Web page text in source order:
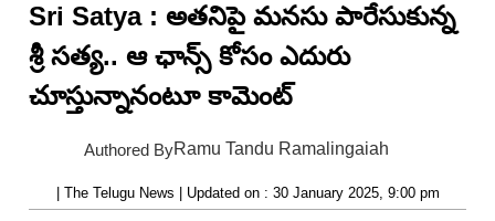
Sri Satya : అత‌నిపై మ‌న‌సు పారేసుకున్న
శ్రీ స‌త్య‌.. ఆ ఛాన్స్ కోసం ఎదురు
చూస్తున్నానంటూ కామెంట్
Authored ByRamu Tandu Ramalingaiah
| The Telugu News | Updated on : 30 January 2025, 9:00 pm